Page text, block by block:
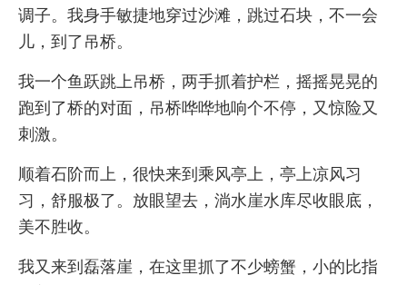
调子。我身手敏捷地穿过沙滩，跳过石块，不一会
儿，到了吊桥。
我一个鱼跃跳上吊桥，两手抓着护栏，摇摇晃晃的
跑到了桥的对面，吊桥哗哗地响个不停，又惊险又
刺激。
顺着石阶而上，很快来到乘风亭上，亭上凉风习
习，舒服极了。放眼望去，淌水崖水库尽收眼底，
美不胜收。
我又来到磊落崖，在这里抓了不少螃蟹，小的比指